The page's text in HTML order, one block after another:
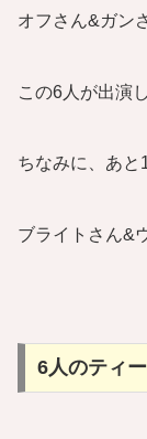
オフさん&ガン
この6人が出演
ちなみに、あと
ブライトさん&
6人のティ